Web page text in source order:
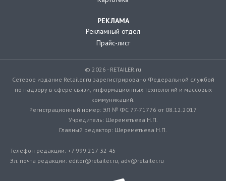
РЕКЛАМА
Рекламный отдел
Прайс-лист
© 2026 - RETAILER.ru
Сетевое издание Retailer.ru зарегистрировано Федеральной службой
по надзору в сфере связи, информационных технологий и массовых
коммуникаций.
Регистрационный номер: ЭЛ № ФС 77-71776 от 08.12.2017
Учредитель: Шереметьева Н.П.
Главный редактор: Шереметьева Н.П.
Телефон редакции: +7 999 217-32-45
Эл. почта редакции: editor@retailer.ru, adv@retailer.ru